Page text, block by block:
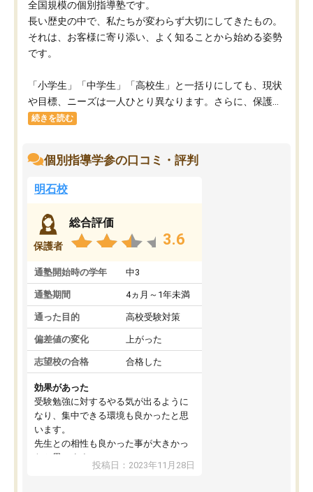
全国規模の個別指導塾です。
長い歴史の中で、私たちが変わらず大切にしてきたもの。
それは、お客様に寄り添い、よく知ることから始める姿勢
です。
「小学生」「中学生」「高校生」と一括りにしても、現状
や目標、ニーズは一人ひとり異なります。さらに、保護...
続きを読む
個別指導学参の口コミ・評判
明石校
保護者
総合評価
3.6
通塾開始時の学年 中3
通塾期間 4ヵ月～1年未満
通った目的 高校受験対策
偏差値の変化 上がった
志望校の合格 合格した
効果があった
受験勉強に対するやる気が出るように
なり、集中できる環境も良かったと思
います。
先生との相性も良かった事が大きかっ
たと思います。
投稿日：2023年11月28日